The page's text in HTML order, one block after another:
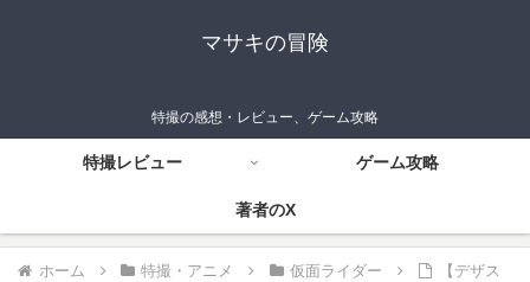
マサキの冒険
特撮の感想・レビュー、ゲーム攻略
特撮レビュー ゲーム攻略
著者のX
ホーム 特撮・アニメ 仮面ライダー
【デザス